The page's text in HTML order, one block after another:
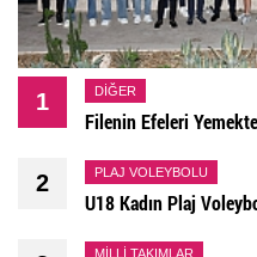
1 DIĞER
Filenin Efeleri
2 PLAJ VOLEYBOLU
U18 Kadın Plaj
MILLI TAKIMLAR